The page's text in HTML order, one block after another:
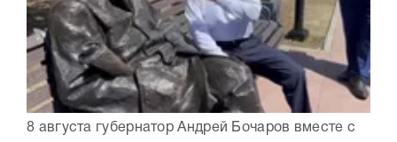
8 августа губернатор Андрей Бочаров вместе с